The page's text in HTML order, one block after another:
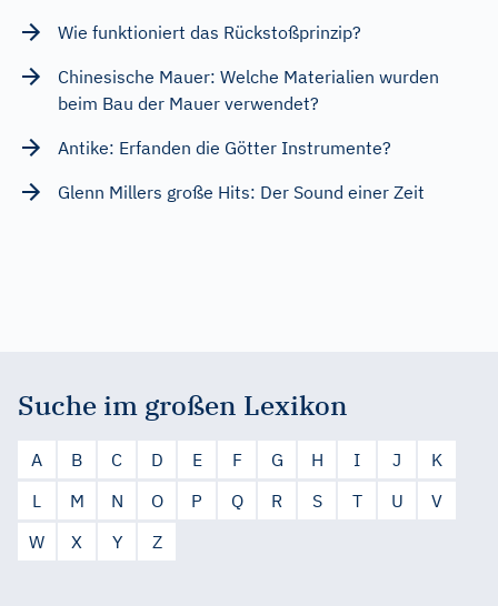
Wie funktioniert das Rückstoßprinzip?
Chinesische Mauer: Welche Materialien wurden
beim Bau der Mauer verwendet?
Antike: Erfanden die Götter Instrumente?
Glenn Millers große Hits: Der Sound einer Zeit
Suche im großen Lexikon
A B C D E F G H I J
K
L
M N O P Q R S T U
V
W
X Y Z